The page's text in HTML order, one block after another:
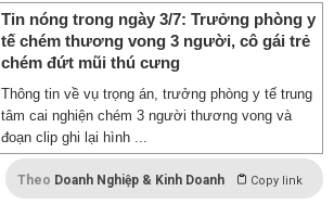
Tin nóng trong ngày 3/7: Trưởng phòng y
tế chém thương vong 3 người, cô gái trẻ
chém đứt mũi thú cưng
Thông tin về vụ trọng án, trưởng phòng y tế trung
tâm cai nghiện chém 3 người thương vong và
đoạn clip ghi lại hình ...
Theo Doanh Nghiệp & Kinh Doanh Copy link